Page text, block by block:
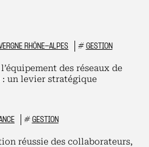
RHÔNE-ALPES # GESTION
des réseaux de
: un levier stratégique
# GESTION
réussie des collaborateurs,